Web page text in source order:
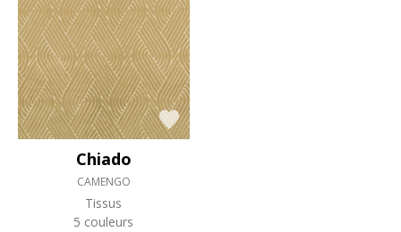
Chiado
CAMENGO
Tissus
5 couleurs